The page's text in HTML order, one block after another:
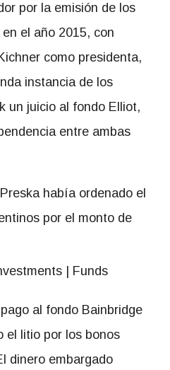
por la emisión de los
el año 2015, con
como presidenta,
instancia de los
un juicio al fondo Elliot,
entre ambas
había ordenado el
por el monto de
al fondo Bainbridge
el litio por los bonos
dinero embargado